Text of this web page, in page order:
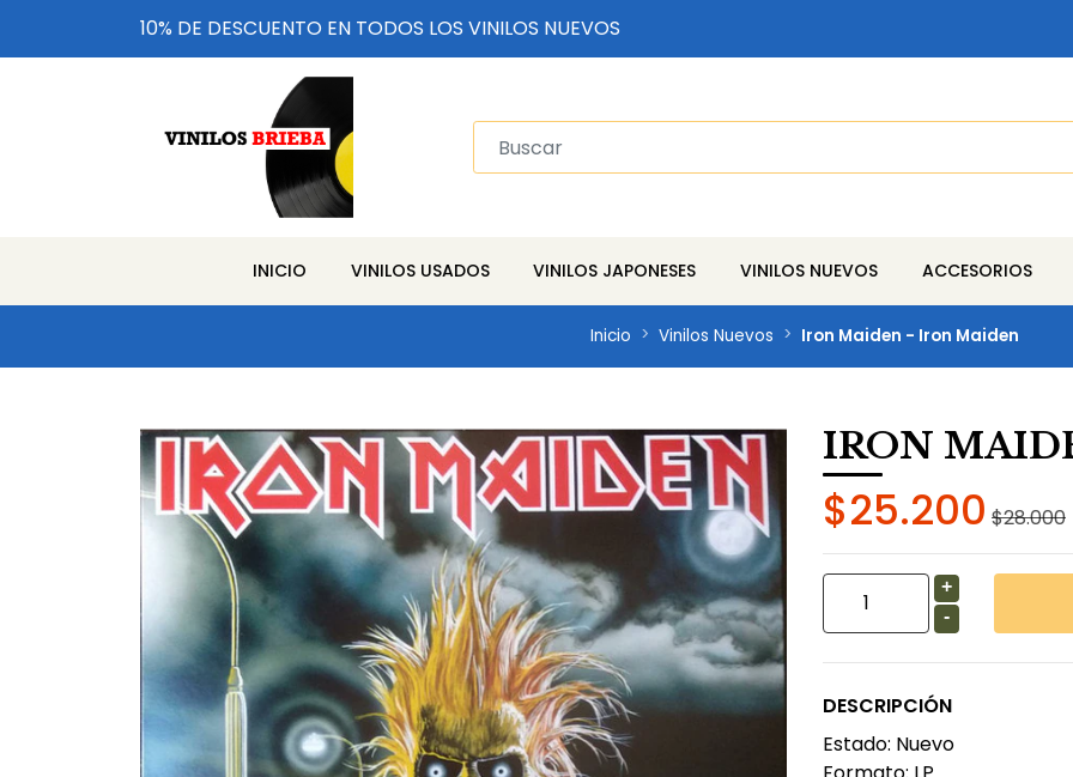
10% DE DESCUENTO EN TODOS LOS VINILOS NUEVOS
INICIO VINILOS USADOS VINILOS JAPONESES VINILOS NUEVOS ACCESORIOS
Inicio Vinilos Nuevos Iron Maiden - Iron Maiden
IRON
$25.200 $28.000
+
-
DESCRIPCIÓN
Estado: Nuevo